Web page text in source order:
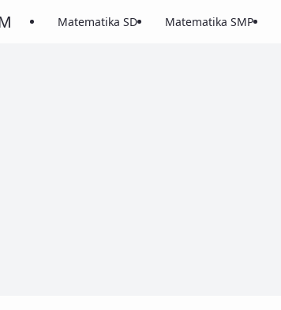
Matematika SD Matematika SMP